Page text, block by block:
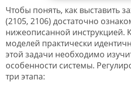
Чтобы понять, как выставить
(2105, 2106) достаточно
нижеописанной инструкцией.
моделей практически
этой задачи необходимо
особенности системы.
три этапа: